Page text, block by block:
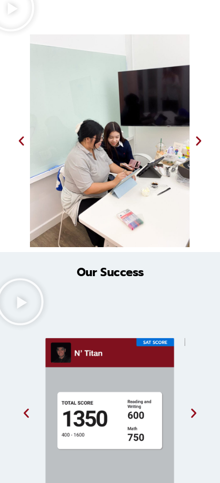
Our Success